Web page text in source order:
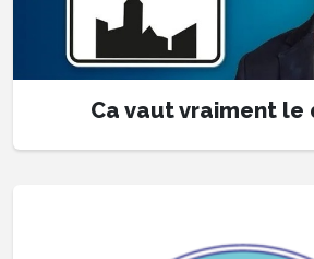
Ca vaut vraiment le